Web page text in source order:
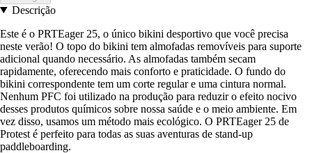
Descrição
Este é o PRTEager 25, o único bikini desportivo que você precisa
neste verão! O topo do bikini tem almofadas removíveis para suporte
adicional quando necessário. As almofadas também secam
rapidamente, oferecendo mais conforto e praticidade. O fundo do
bikini correspondente tem um corte regular e uma cintura normal.
Nenhum PFC foi utilizado na produção para reduzir o efeito nocivo
desses produtos químicos sobre nossa saúde e o meio ambiente. Em
vez disso, usamos um método mais ecológico. O PRTEager 25 de
Protest é perfeito para todas as suas aventuras de stand-up
paddleboarding.